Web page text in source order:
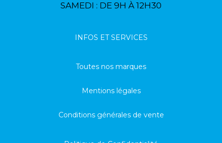
SAMEDI : DE 9H À 12H30
INFOS ET SERVICES
Toutes nos marques
Mentions légales
Conditions générales de vente